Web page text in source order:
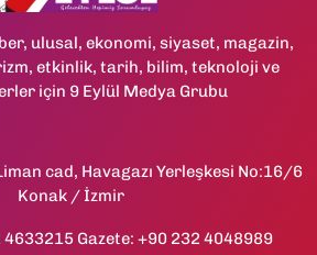
ulusal, ekonomi, siyaset, magazin,
etkinlik, tarih, bilim, teknoloji ve
için 9 Eylül Medya Grubu
cad, Havagazı Yerleşkesi No:16/6
Konak / İzmir
4633215 Gazete: +90 232 4048989